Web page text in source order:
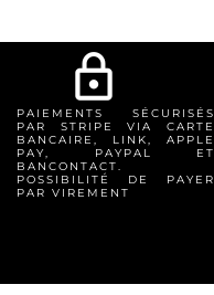
lock_outline
PAIEMENTS SÉCURISÉS
PAR STRIPE VIA CARTE
BANCAIRE, LINK, APPLE
PAY, PAYPAL ET
BANCONTACT.
POSSIBILITÉ DE PAYER
PAR VIREMENT